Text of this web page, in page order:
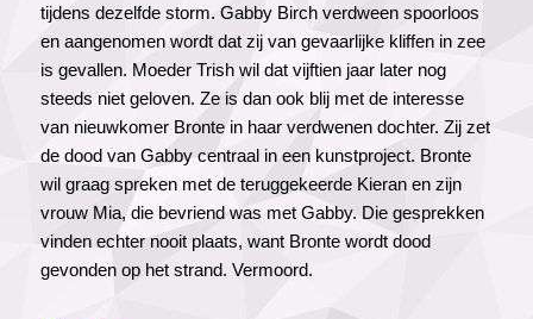
tijdens dezelfde storm. Gabby Birch verdween spoorloos
en aangenomen wordt dat zij van gevaarlijke kliffen in zee
is gevallen. Moeder Trish wil dat vijftien jaar later nog
steeds niet geloven. Ze is dan ook blij met de interesse
van nieuwkomer Bronte in haar verdwenen dochter. Zij zet
de dood van Gabby centraal in een kunstproject. Bronte
wil graag spreken met de teruggekeerde Kieran en zijn
vrouw Mia, die bevriend was met Gabby. Die gesprekken
vinden echter nooit plaats, want Bronte wordt dood
gevonden op het strand. Vermoord.